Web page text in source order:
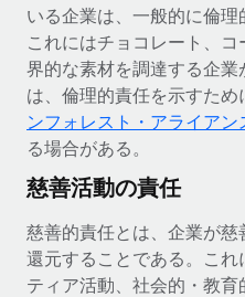
いる企業は、一般的に倫理
これにはチョコレート、
界的な素材を調達する企
は、倫理的責任を示すため
ンフォレスト・アライアン
る場合がある。
慈善活動の責任
慈善的責任とは、企業が
還元することである。こ
ティア活動、社会的・教